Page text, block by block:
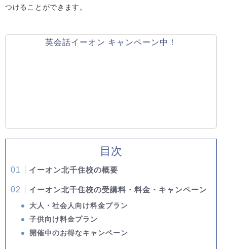
つけることができます。
英会話イーオン キャンペーン中！
目次
イーオン北千住校の概要
イーオン北千住校の受講料・料金・キャンペーン
大人・社会人向け料金プラン
子供向け料金プラン
開催中のお得なキャンペーン